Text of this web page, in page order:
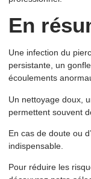
En
Une infection du
persistante, un
écoulements
Un nettoyage doux,
permettent souvent
En cas de doute ou
indispensable.
Pour réduire les